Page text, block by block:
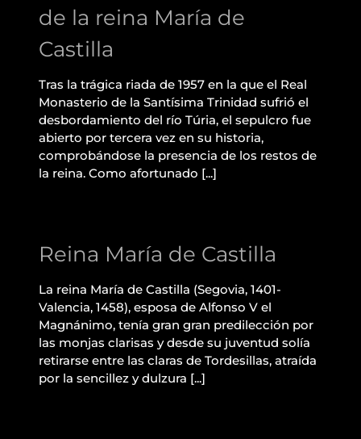
de la reina María de
Castilla
Tras la trágica riada de 1957 en la que el Real
Monasterio de la Santísima Trinidad sufrió el
desbordamiento del río Túria, el sepulcro fue
abierto por tercera vez en su historia,
comprobándose la presencia de los restos de
la reina. Como afortunado [...]
Reina María de Castilla
La reina María de Castilla (Segovia, 1401-
Valencia, 1458), esposa de Alfonso V el
Magnánimo, tenía gran gran predilección por
las monjas clarisas y desde su juventud solía
retirarse entre las claras de Tordesillas, atraída
por la sencillez y dulzura [...]
Estudio de la bóveda